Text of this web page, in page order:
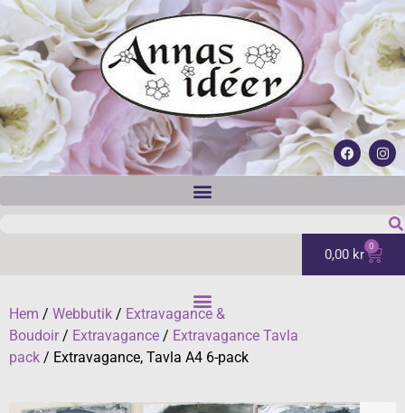
0,00 kr 0
Hem / Webbutik / Extravagance &
Boudoir/ Extravagance / Extravagance Tavla
pack / Extravagance, Tavla A4 6-pack